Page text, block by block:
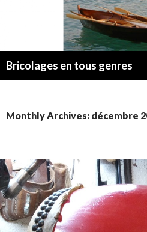
Bricolages en tous genres
Monthly Archives: décembre